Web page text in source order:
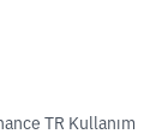
TR Kullanım